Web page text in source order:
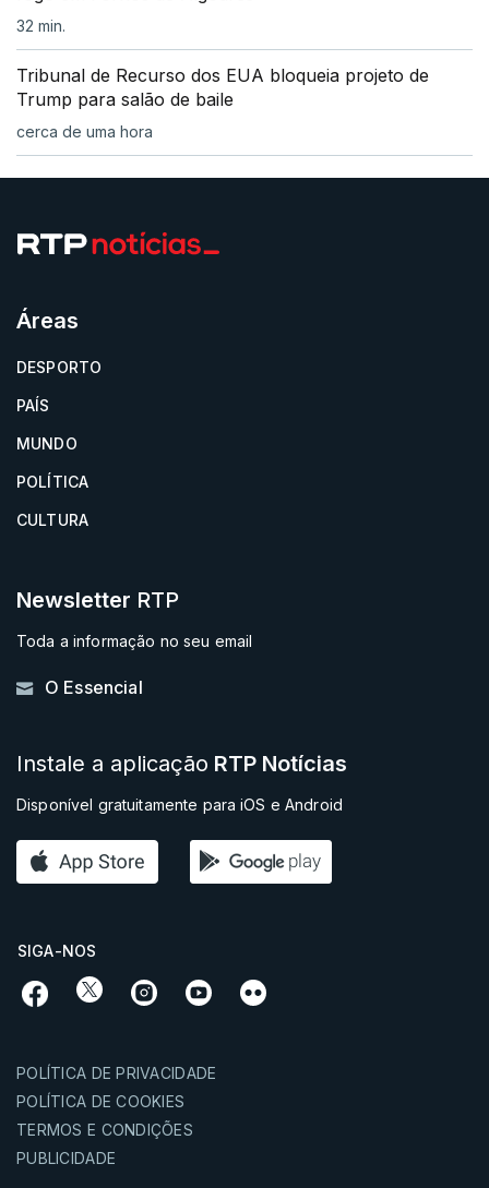
32 min.
Tribunal de Recurso dos EUA bloqueia projeto de
Trump para salão de baile
cerca de uma hora
Áreas
DESPORTO
PAÍS
MUNDO
POLÍTICA
CULTURA
Newsletter RTP
Toda a informação no seu email
O Essencial
Instale a aplicação RTP Notícias
Disponível gratuitamente para iOS e Android
SIGA-NOS
POLÍTICA DE PRIVACIDADE
POLÍTICA DE COOKIES
TERMOS E CONDIÇÕES
PUBLICIDADE